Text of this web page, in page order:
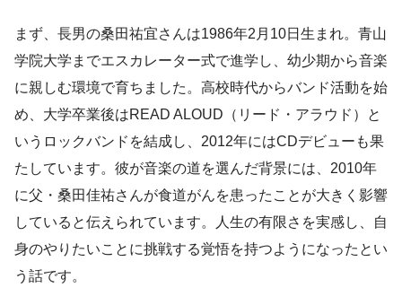
まず、長男の桑田祐宜さんは1986年2月10日生まれ。青山
学院大学までエスカレーター式で進学し、幼少期から音楽
に親しむ環境で育ちました。高校時代からバンド活動を始
め、大学卒業後はREAD ALOUD（リード・アラウド）と
いうロックバンドを結成し、2012年にはCDデビューも果
たしています。彼が音楽の道を選んだ背景には、2010年
に父・桑田佳祐さんが食道がんを患ったことが大きく影響
していると伝えられています。人生の有限さを実感し、自
身のやりたいことに挑戦する覚悟を持つようになったとい
う話です。